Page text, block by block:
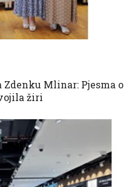
Mlinar: Pjesma o
žiri